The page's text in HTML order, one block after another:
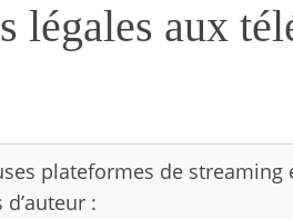
légales aux
plateformes de streaming
: